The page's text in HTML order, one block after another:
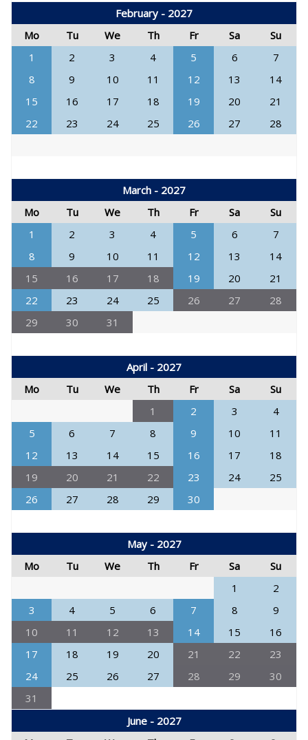
February - 2027
Mo
Tu We Th Fr Sa
Su
1
2 3 4 5 6
7
8
9 10 11 12 13
14
15
16 17 18 19 20
21
22
23 24 25 26 27 28
March - 2027
Mo
Tu We Th Fr Sa
Su
1
2 3 4 5 6
7
8
9 10 11 12 13
14
15
16 17 18 19 20
21
22
23 24 25 26 27
28
29
30 31
April - 2027
Mo
Tu We Th Fr Sa
Su
1
2 3
4
5
6 7 8 9 10
11
12
13 14 15 16 17
18
19
20 21 22 23 24
25
26
27 28 29 30
May - 2027
Mo
Tu We Th Fr Sa
Su
1
2
3
4 5 6 7 8
9
10
11 12 13 14 15
16
17
18 19 20 21 22
23
24
25 26 27 28 29
30
31
June - 2027